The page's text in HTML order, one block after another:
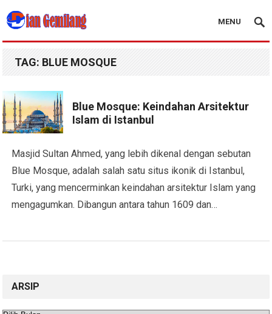
Blog Dian Gemilang
MENU
TAG: BLUE MOSQUE
Blue Mosque: Keindahan Arsitektur
Islam di Istanbul
Masjid Sultan Ahmed, yang lebih dikenal dengan sebutan
Blue Mosque, adalah salah satu situs ikonik di Istanbul,
Turki, yang mencerminkan keindahan arsitektur Islam yang
mengagumkan. Dibangun antara tahun 1609 dan…
ARSIP